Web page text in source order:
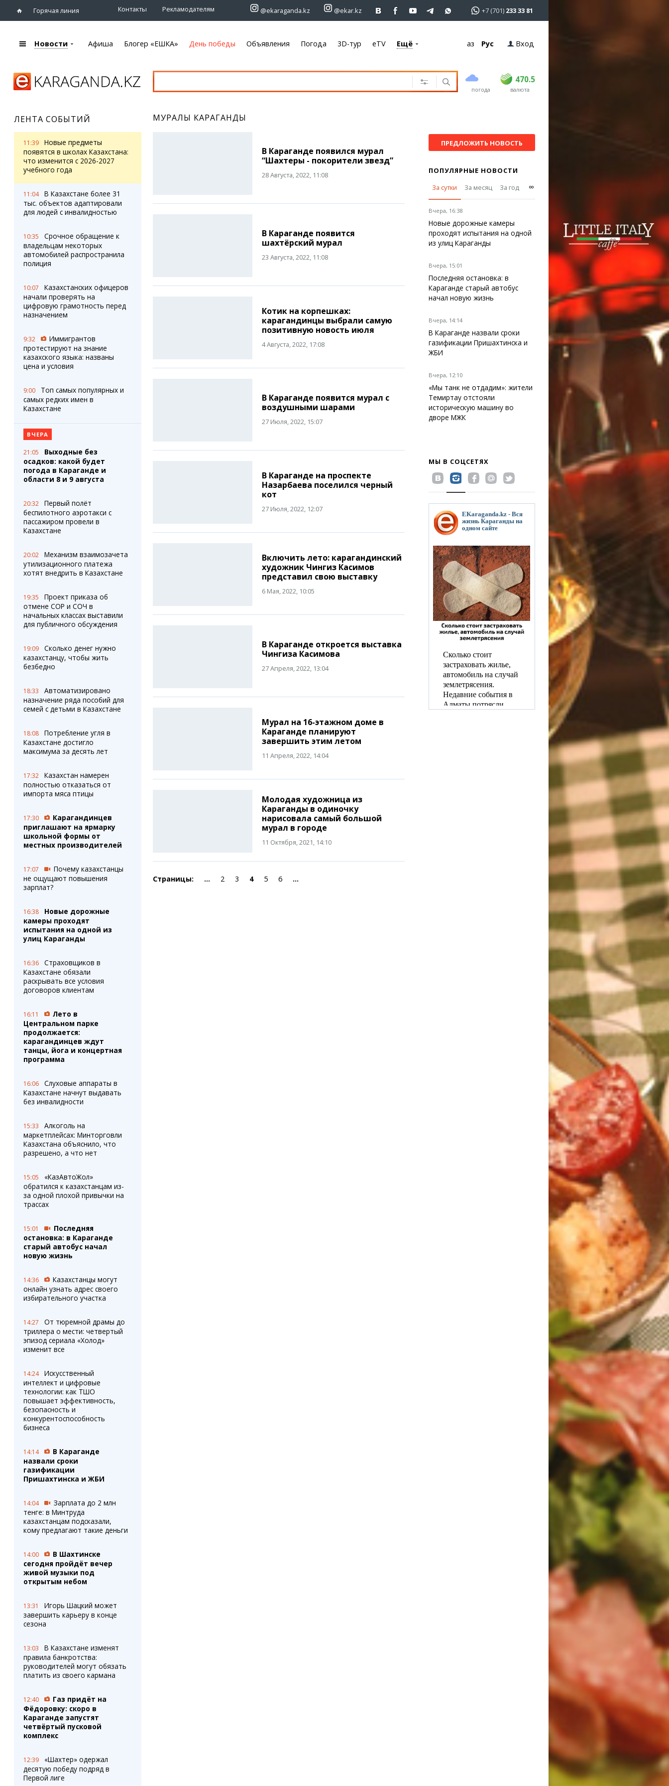
Горячая линия Контакты Рекламодателям @ekaraganda.kz @ekar.kz +7 (701) 233 33 81
Караганды
eTV
Рассылка новостей
Персоны
Интервью
Афиша
Театры
Объявления
Электроника
Мебель
Блогер «ЕШКА»
Лента блогера
Фотокомиксы
Коллаж недели
Ешкин гороскоп
Балхаш
Жезказган
Медиа
Фото
Видео
Timelapse
Расписание транспорта
Автобусные остановки
Экстренные службы
Каталог компаний
Новости Афиша Блогер «ЕШКА» День победы Объявления Погода 3D-тур eTV Ещё Қаз Рус Вход
погода
470.5
USD 468.5 470.5
EUR валюта
ЛЕНТА СОБЫТИЙ
11:39
Новые предметы
появятся в школах Казахстана:
что изменится с 2026-2027
учебного года
11:04
В Казахстане более 31
тыс. объектов адаптировали
для людей с инвалидностью
10:35
Срочное обращение к
владельцам некоторых
автомобилей распространила
полиция
10:07
Казахстанских офицеров
начали проверять на
цифровую грамотность перед
назначением
9:32
Иммигрантов
протестируют на знание
казахского языка: названы
цена и условия
9:00
Топ самых популярных и
самых редких имен в
Казахстане
ВЧЕРА
21:05
Выходные без
осадков: какой будет
погода в Караганде и
области 8 и 9 августа
20:32
Первый полёт
беспилотного аэротакси с
пассажиром провели в
Казахстане
20:02
Механизм взаимозачета
утилизационного платежа
хотят внедрить в Казахстане
19:35
Проект приказа об
отмене СОР и СОЧ в
начальных классах выставили
для публичного обсуждения
19:09
Сколько денег нужно
казахстанцу, чтобы жить
безбедно
18:33
Автоматизировано
назначение ряда пособий для
семей с детьми в Казахстане
18:08
Потребление угля в
Казахстане достигло
максимума за десять лет
17:32
Казахстан намерен
полностью отказаться от
импорта мяса птицы
17:30
Карагандинцев
приглашают на ярмарку
школьной формы от
местных производителей
17:07
Почему казахстанцы
не ощущают повышения
зарплат?
16:38
Новые дорожные
камеры проходят
испытания на одной из
улиц Караганды
16:36
Страховщиков в
Казахстане обязали
раскрывать все условия
договоров клиентам
16:11
Лето в
Центральном парке
продолжается:
карагандинцев ждут
танцы, йога и концертная
программа
16:06
Слуховые аппараты в
Казахстане начнут выдавать
без инвалидности
15:33
Алкоголь на
маркетплейсах: Минторговли
Казахстана объяснило, что
разрешено, а что нет
15:05
«КазАвтоЖол»
обратился к казахстанцам из-
за одной плохой привычки на
трассах
15:01
Последняя
остановка: в Караганде
старый автобус начал
новую жизнь
14:36
Казахстанцы могут
онлайн узнать адрес своего
избирательного участка
14:27
От тюремной драмы до
триллера о мести: четвертый
эпизод сериала «Холод»
изменит все
14:24
Искусственный
интеллект и цифровые
технологии: как ТШО
повышает эффективность,
безопасность и
конкурентоспособность
бизнеса
14:14
В Караганде
назвали сроки
газификации
Пришахтинска и ЖБИ
14:04
Зарплата до 2 млн
тенге: в Минтруда
казахстанцам подсказали,
кому предлагают такие деньги
14:00
В Шахтинске
сегодня пройдёт вечер
живой музыки под
открытым небом
13:31
Игорь Шацкий может
завершить карьеру в конце
сезона
13:03
В Казахстане изменят
правила банкротства:
руководителей могут обязать
платить из своего кармана
12:40
Газ придёт на
Фёдоровку: скоро в
Караганде запустят
четвёртый пусковой
комплекс
12:39
«Шахтер» одержал
десятую победу подряд в
Первой лиге
МУРАЛЫ КАРАГАНДЫ
В Караганде появился мурал
“Шахтеры - покорители звезд”
28 Августа, 2022, 11:08
В Караганде появится
шахтёрский мурал
23 Августа, 2022, 11:08
Котик на корпешках:
карагандинцы выбрали самую
позитивную новость июля
4 Августа, 2022, 17:08
В Караганде появится мурал с
воздушными шарами
27 Июля, 2022, 15:07
В Караганде на проспекте
Назарбаева поселился черный
кот
27 Июля, 2022, 12:07
Включить лето: карагандинский
художник Чингиз Касимов
представил свою выставку
6 Мая, 2022, 10:05
В Караганде откроется выставка
Чингиза Касимова
27 Апреля, 2022, 13:04
Мурал на 16-этажном доме в
Караганде планируют
завершить этим летом
11 Апреля, 2022, 14:04
Молодая художница из
Караганды в одиночку
нарисовала самый большой
мурал в городе
11 Октября, 2021, 14:10
Страницы: ... 2 3 4 5 6 ...
ПРЕДЛОЖИТЬ НОВОСТЬ
ПОПУЛЯРНЫЕ НОВОСТИ
За сутки
За месяц За год ∞
Вчера, 16:38
Новые дорожные камеры
проходят испытания на одной
из улиц Караганды
Вчера, 15:01
Последняя остановка: в
Караганде старый автобус
начал новую жизнь
Вчера, 14:14
В Караганде назвали сроки
газификации Пришахтинска и
ЖБИ
Вчера, 12:10
«Мы танк не отдадим»: жители
Темиртау отстояли
историческую машину во
дворе МЖК
МЫ В СОЦСЕТЯХ
EKaraganda.kz - Вся
жизнь Караганды на
одном сайте